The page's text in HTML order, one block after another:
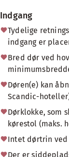
Indgang
Tydelige
indgang er
Bred dør ved
Døren(e) kan
Scandic-
Dørklokke, som
kørestol (maks.
Intet dørtrin ved
Der er